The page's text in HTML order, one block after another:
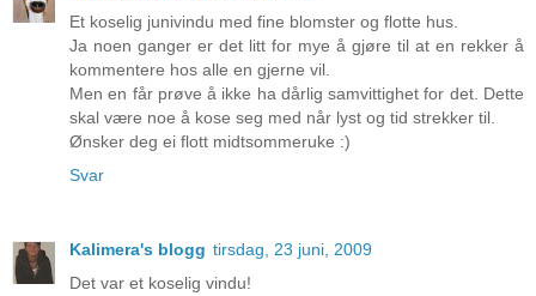
Et koselig junivindu med fine blomster og flotte hus.
Ja noen ganger er det litt for mye å gjøre til at en rekker å
kommentere hos alle en gjerne vil.
Men en får prøve å ikke ha dårlig samvittighet for det. Dette
skal være noe å kose seg med når lyst og tid strekker til.
Ønsker deg ei flott midtsommeruke :)
Svar
Kalimera's blogg tirsdag, 23 juni, 2009
Det var et koselig vindu!